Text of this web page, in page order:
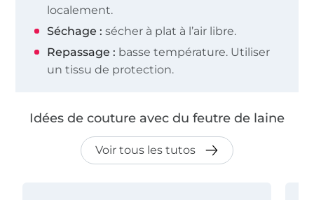
localement.
Séchage : sécher à plat à l’air libre.
Repassage : basse température. Utiliser
un tissu de protection.
Idées de couture avec du feutre de laine
Voir tous les tutos